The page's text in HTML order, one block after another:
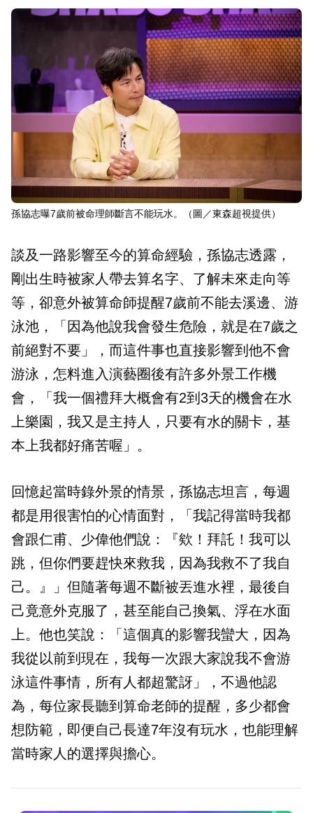
孫協志曝7歲前被命理師斷言不能玩水。（圖／東森超視提供）
談及一路影響至今的算命經驗，孫協志透露，
剛出生時被家人帶去算名字、了解未來走向等
等，卻意外被算命師提醒7歲前不能去溪邊、游
泳池，「因為他說我會發生危險，就是在7歲之
前絕對不要」，而這件事也直接影響到他不會
游泳，怎料進入演藝圈後有許多外景工作機
會，「我一個禮拜大概會有2到3天的機會在水
上樂園，我又是主持人，只要有水的關卡，基
本上我都好痛苦喔」。
回憶起當時錄外景的情景，孫協志坦言，每週
都是用很害怕的心情面對，「我記得當時我都
會跟仁甫、少偉他們說：『欸！拜託！我可以
跳，但你們要趕快來救我，因為我救不了我自
己。』」但隨著每週不斷被丟進水裡，最後自
己竟意外克服了，甚至能自己換氣、浮在水面
上。他也笑說：「這個真的影響我蠻大，因為
我從以前到現在，我每一次跟大家說我不會游
泳這件事情，所有人都超驚訝」，不過他認
為，每位家長聽到算命老師的提醒，多少都會
想防範，即便自己長達7年沒有玩水，也能理解
當時家人的選擇與擔心。